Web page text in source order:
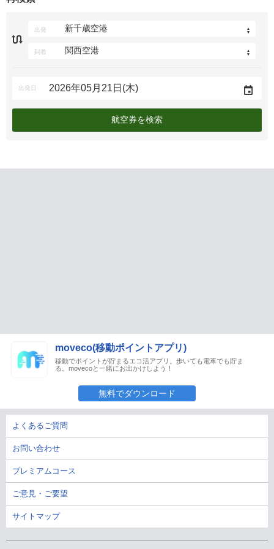
出発
到着
出発日
航空券を検索
moveco(移動ポイントアプリ)
移動でポイントが貯まるエコ活アプリ。歩いても電車でも貯ま
る。movecoと一緒にお出かけしよう！
無料でダウンロード
よくあるご質問
お問い合わせ
プレミアムコース
ご意見・ご要望
サイトマップ